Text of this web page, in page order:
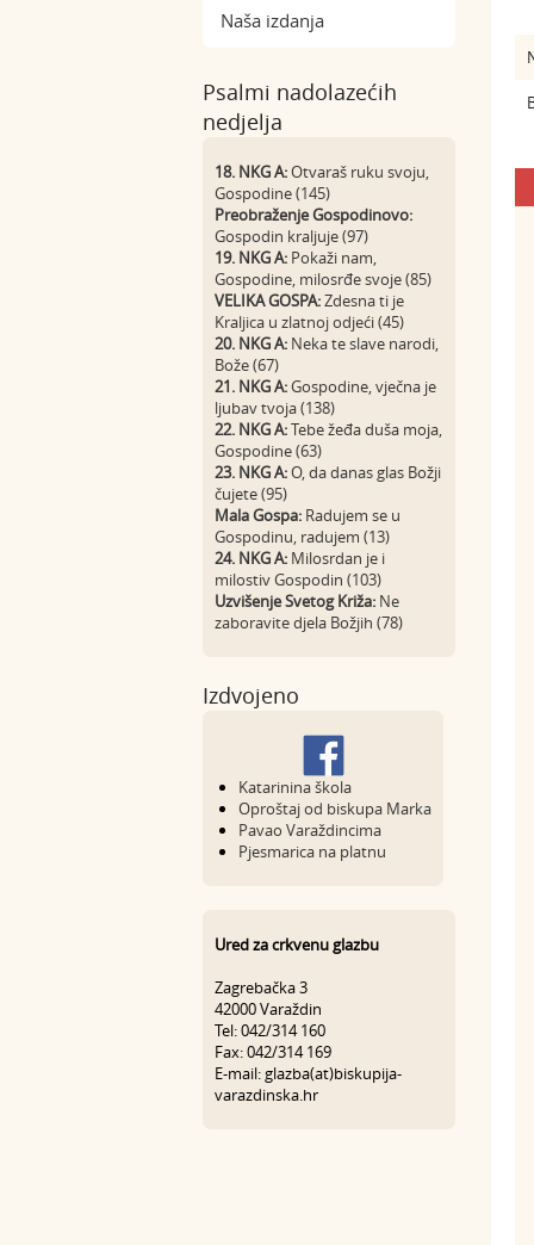
Naša izdanja
Psalmi nadolazećih
nedjelja
18. NKG A:Otvaraš ruku svoju,
Gospodine (145)
Preobraženje Gospodinovo:
Gospodin kraljuje (97)
19. NKG A: Pokaži nam,
Gospodine, milosrđe svoje (85)
VELIKA GOSPA:Zdesna ti je
Kraljica u zlatnoj odjeći (45)
20. NKG A: Neka te slave narodi,
Bože (67)
21. NKG A:Gospodine, vječna je
ljubav tvoja (138)
22. NKG A:Tebe žeđa duša moja,
Gospodine (63)
23. NKG A:O, da danas glas Božji
čujete (95)
Mala Gospa: Radujem se u
Gospodinu, radujem (13)
24. NKG A: Milosrdan je i
milostiv Gospodin (103)
Uzvišenje Svetog Križa: Ne
zaboravite djela Božjih (78)
Izdvojeno
Katarinina škola
Oproštaj od biskupa Marka
Pavao Varaždincima
Pjesmarica na platnu
Ured za crkvenu glazbu
Zagrebačka 3
42000 Varaždin
Tel: 042/314 160
Fax: 042/314 169
E-mail: glazba(at)biskupija-
varazdinska.hr